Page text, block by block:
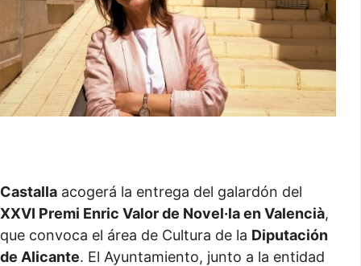
Castalla acogerá la entrega del galardón del
XXVI Premi Enric Valor de Novel·la en Valencià,
que convoca el área de Cultura de la Diputación
de Alicante. El Ayuntamiento, junto a la entidad